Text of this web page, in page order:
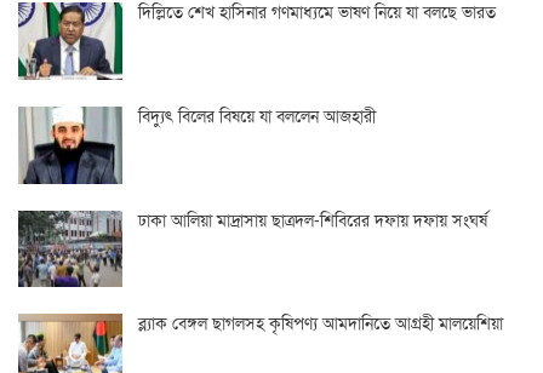
দিল্লিতে শেখ হাসিনার গণমাধ্যমে ভাষণ নিয়ে যা বলছে ভারত
বিদ্যুৎ বিলের বিষয়ে যা বললেন আজহারী
ঢাকা আলিয়া মাদ্রাসায় ছাত্রদল-শিবিরের দফায় দফায় সংঘর্ষ
ব্ল্যাক বেঙ্গল ছাগলসহ কৃষিপণ্য আমদানিতে আগ্রহী মালয়েশিয়া